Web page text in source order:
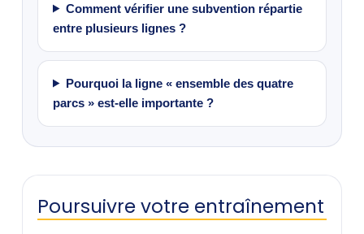
Comment vérifier une subvention répartie
entre plusieurs lignes ?
Pourquoi la ligne « ensemble des quatre
parcs » est-elle importante ?
Poursuivre votre entraînement